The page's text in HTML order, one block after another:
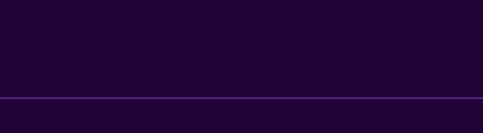
a Internet wifi gratis. Se ofrece servicio de limpieza todos los días.